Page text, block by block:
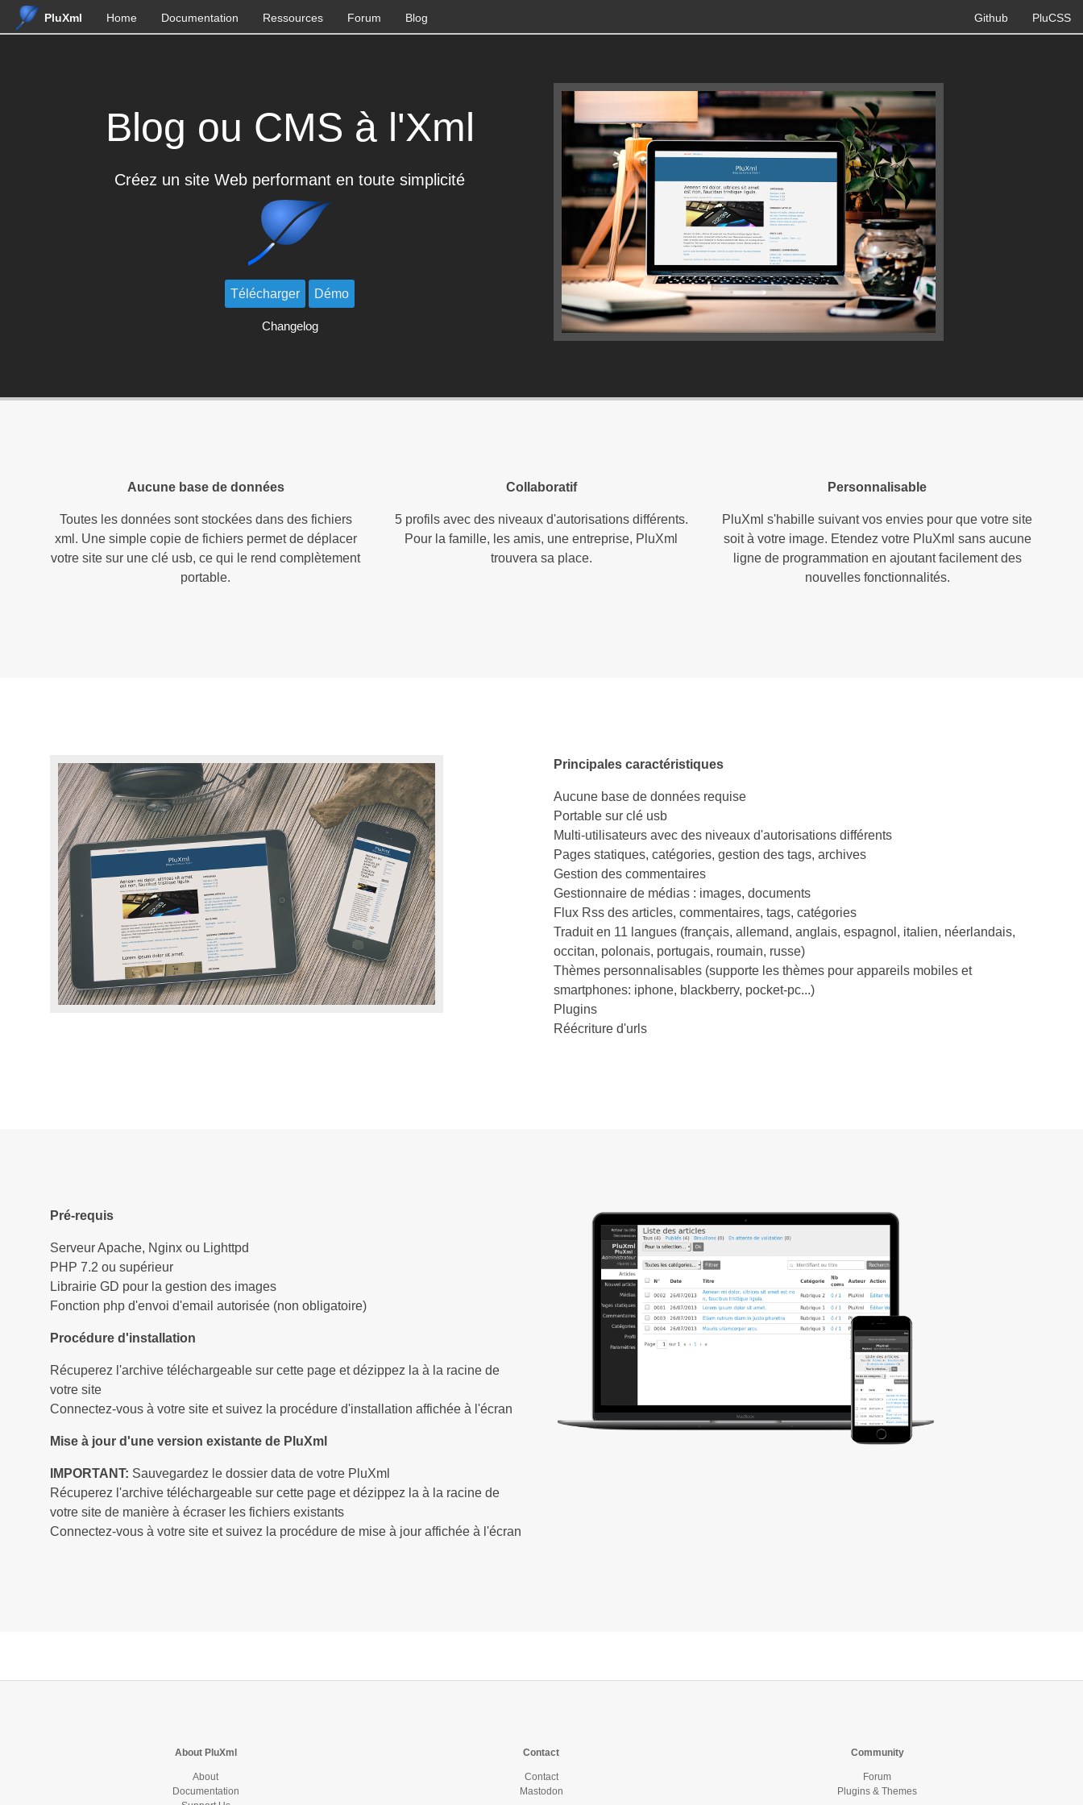
PluXml Home Documentation Ressources Forum Blog PluCSS
Github
Blog ou CMS à l'Xml
Créez un site Web performant en toute simplicité
Télécharger Démo
Changelog
Aucune base de données
Toutes les données sont stockées dans des fichiers
xml. Une simple copie de fichiers permet de déplacer
votre site sur une clé usb, ce qui le rend complètement
portable.
Collaboratif
5 profils avec des niveaux d'autorisations différents.
Pour la famille, les amis, une entreprise, PluXml
trouvera sa place.
Personnalisable
PluXml s'habille suivant vos envies pour que votre site
soit à votre image. Etendez votre PluXml sans aucune
ligne de programmation en ajoutant facilement des
nouvelles fonctionnalités.
Principales caractéristiques
Aucune base de données requise
Portable sur clé usb
Multi-utilisateurs avec des niveaux d'autorisations différents
Pages statiques, catégories, gestion des tags, archives
Gestion des commentaires
Gestionnaire de médias : images, documents
Flux Rss des articles, commentaires, tags, catégories
Traduit en 11 langues (français, allemand, anglais, espagnol, italien, néerlandais,
occitan, polonais, portugais, roumain, russe)
Thèmes personnalisables (supporte les thèmes pour appareils mobiles et
smartphones: iphone, blackberry, pocket-pc...)
Plugins
Réécriture d'urls
Pré-requis
Serveur Apache, Nginx ou Lighttpd
PHP 7.2 ou supérieur
Librairie GD pour la gestion des images
Fonction php d'envoi d'email autorisée (non obligatoire)
Procédure d'installation
Récuperez l'archive téléchargeable sur cette page et dézippez la à la racine de
votre site
Connectez-vous à votre site et suivez la procédure d'installation affichée à l'écran
Mise à jour d'une version existante de PluXml
IMPORTANT: Sauvegardez le dossier data de votre PluXml
Récuperez l'archive téléchargeable sur cette page et dézippez la à la racine de
votre site de manière à écraser les fichiers existants
Connectez-vous à votre site et suivez la procédure de mise à jour affichée à l'écran
About PluXml
About
Documentation
Contact
Contact
Mastodon
Community
Forum
Plugins & Themes